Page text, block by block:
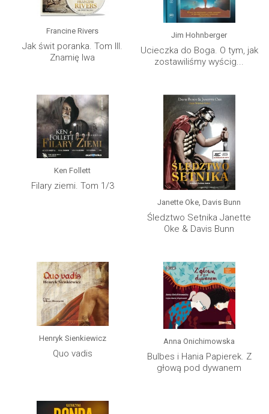
Francine Rivers
Jak świt poranka. Tom III.
Znamię lwa
Jim Hohnberger
Ucieczka do Boga. O tym, jak
zostawiliśmy wyścig...
Ken Follett
Filary ziemi. Tom 1/3
Janette Oke, Davis Bunn
Śledztwo Setnika Janette
Oke & Davis Bunn
Henryk Sienkiewicz
Quo vadis
Anna Onichimowska
Bulbes i Hania Papierek. Z
głową pod dywanem